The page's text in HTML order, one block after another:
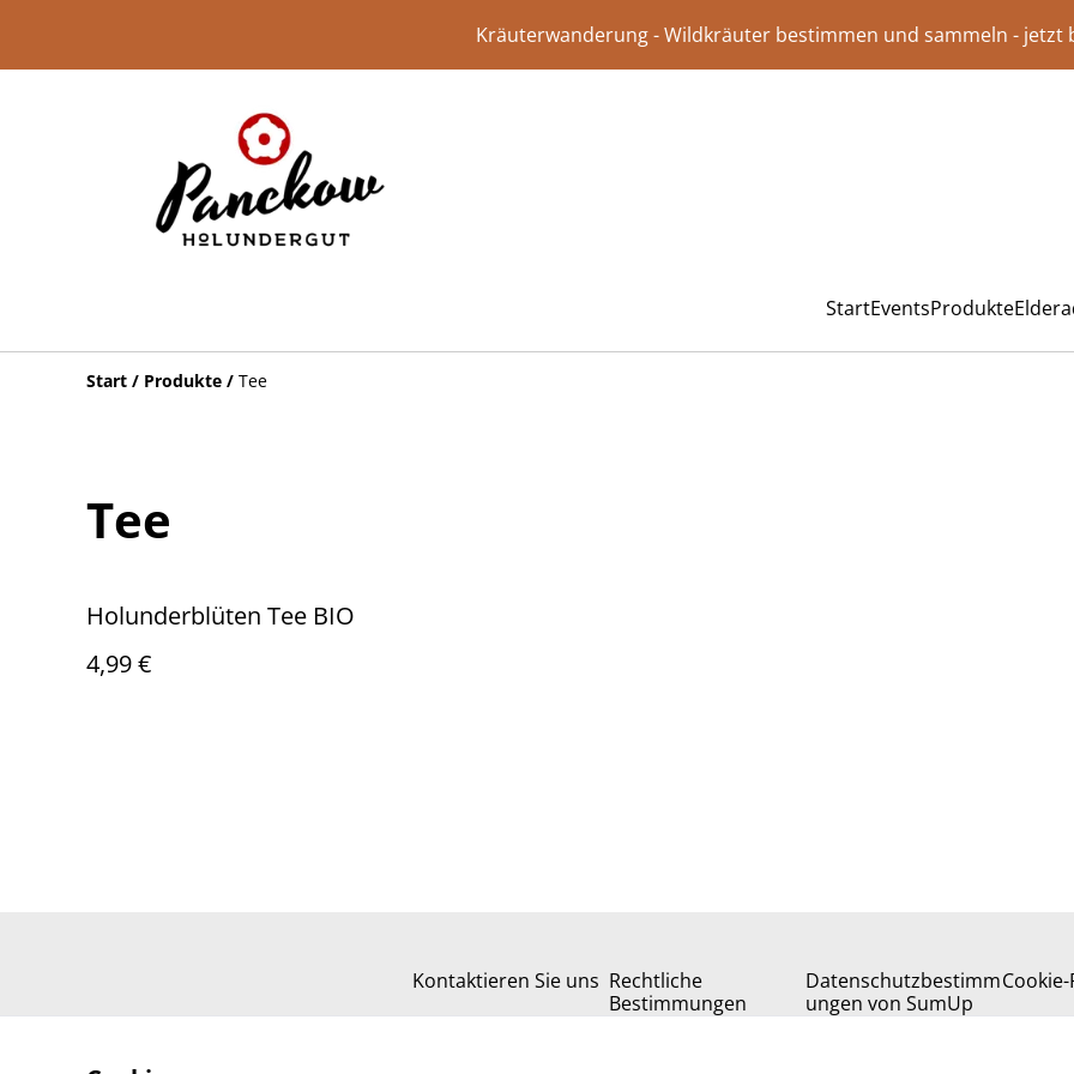
Kräuterwanderung - Wildkräuter bestimmen und sammeln - jetzt
StartEventsProdukte
Start / Produkte / Tee
Tee
Holunderblüten Tee BIO
4,99 €
Kontaktieren Sie uns Rechtliche
Bestimmungen
Datenschutzbestimm
ungen von SumUp